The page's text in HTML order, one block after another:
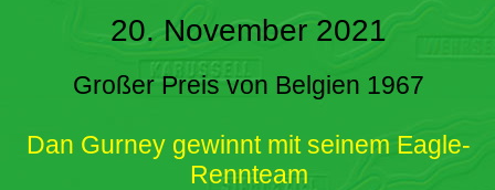
20. November 2021
Großer Preis von Belgien 1967
Dan Gurney gewinnt mit seinem Eagle-
Rennteam